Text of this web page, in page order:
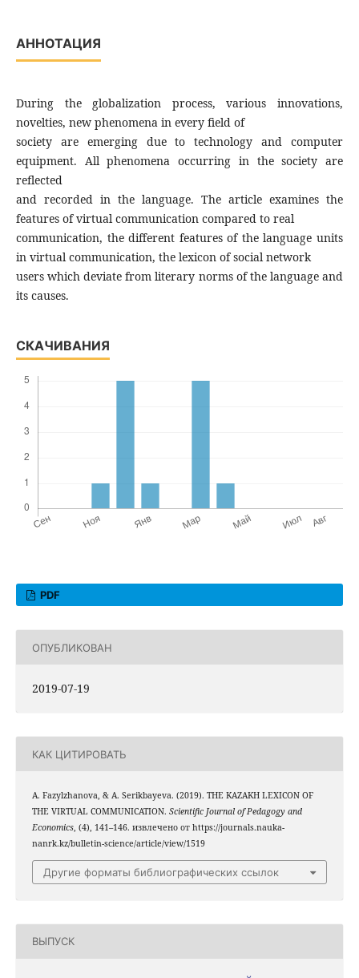
АННОТАЦИЯ
During the globalization process, various innovations,
novelties, new phenomena in every field of
society are emerging due to technology and computer
equipment. All phenomena occurring in the society are
reflected
and recorded in the language. The article examines the
features of virtual communication compared to real
communication, the different features of the language units
in virtual communication, the lexicon of social network
users which deviate from literary norms of the language and
its causes.
СКАЧИВАНИЯ
PDF
ОПУБЛИКОВАН
2019-07-19
КАК ЦИТИРОВАТЬ
A. Fazylzhanova, & A. Serikbaуeva. (2019). THE KAZAKH LEXICON OF
THE VIRTUAL COMMUNICATION. Scientific Journal of Pedagogy and
Economics, (4), 141–146. извлечено от https://journals.nauka-
nanrk.kz/bulletin-science/article/view/1519
Другие форматы библиографических ссылок
ВЫПУСК